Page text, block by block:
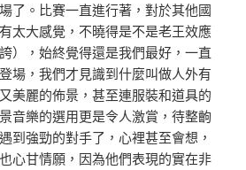
了。比賽一直進行著，對於其他國
太大感覺，不曉得是不是老王效應
），始終覺得還是我們最好，一直
場，我們才見識到什麼叫做人外有
美麗的佈景，甚至連服裝和道具的
音樂的選用更是令人激賞，待整齣
到強勁的對手了，心裡甚至會想，
心甘情願，因為他們表現的實在非